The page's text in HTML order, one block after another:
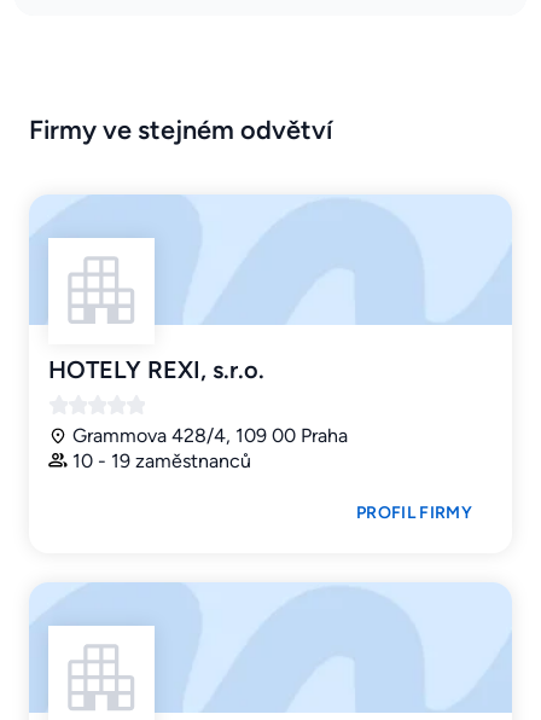
Firmy ve stejném odvětví
HOTELY REXI, s.r.o.
Grammova 428/4, 109 00 Praha
10 - 19 zaměstnanců
PROFIL FIRMY